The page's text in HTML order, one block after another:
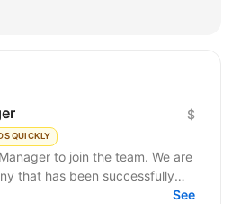
QUICKLY
$
to join the team. We are
that has been successfully
the aviation industry...
See